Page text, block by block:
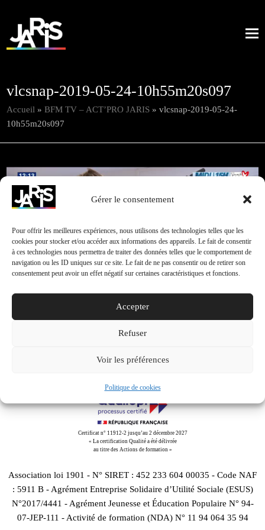
Gérer le consentement
Pour offrir les meilleures expériences, nous utilisons des technologies telles que les
cookies pour stocker et/ou accéder aux informations des appareils. Le fait de consentir
à ces technologies nous permettra de traiter des données telles que le comportement de
navigation ou les ID uniques sur ce site. Le fait de ne pas consentir ou de retirer son
consentement peut avoir un effet négatif sur certaines caractéristiques et fonctions.
Accepter
Refuser
Voir les préférences
Politique de cookies
vlcsnap-2019-05-24-10h55m20s097
Accueil »BFM TV – ACT’PRO JARIS »vlcsnap-2019-05-24-
10h55m20s097
Certificat n° 11912-2 jusqu’au 2 décembre 2027
« La certification Qualité a été délivrée
au titre des Actions de formation »
Association loi 1901 - N° SIRET : 452 233 604 00035 - Code NAF
: 5911 B - Agrément Entreprise Solidaire d’Utilité Sociale (ESUS)
N°2017/4441 - Agrément Jeunesse et Éducation Populaire N° 94-
07-JEP-111 - Activité de formation (NDA) N° 11 94 064 35 94